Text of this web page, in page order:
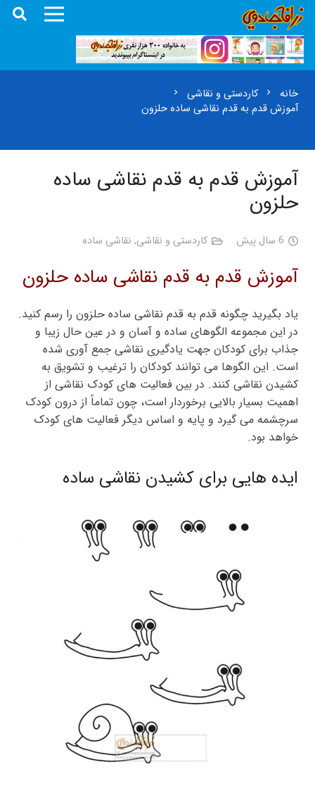
خانه chevron_right کاردستی و نقاشی chevron_right
آموزش قدم به قدم نقاشی ساده حلزون
آموزش قدم به قدم نقاشی ساده
حلزون
6 سال پیش کاردستی و نقاشی, نقاشی ساده
آموزش قدم به قدم نقاشی ساده حلزون
یاد بگیرید چگونه قدم به قدم نقاشی ساده حلزون را رسم کنید.
در این مجموعه الگوهای ساده و آسان و در عین حال زیبا و
جذاب برای کودکان جهت یادگیری نقاشی جمع آوری شده
است. این الگوها می توانند کودکان را ترغیب و تشویق به
کشیدن نقاشی کنند. در بین فعالیت های کودک نقاشی از
اهمیت بسیار بالایی برخوردار است، چون تماماً از درون کودک
سرچشمه می گیرد و پایه و اساس دیگر فعالیت های کودک
خواهد بود.
ایده هایی برای کشیدن نقاشی ساده